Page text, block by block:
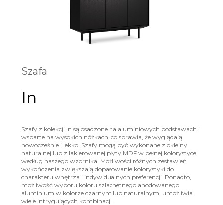
Szafa
In
Szafy z kolekcji In są osadzone na aluminiowych podstawach i
wsparte na wysokich nóżkach, co sprawia, że wyglądają
nowocześnie i lekko. Szafy mogą być wykonane z okleiny
naturalnej lub z lakierowanej płyty MDF w pełnej kolorystyce
według naszego wzornika. Możliwości różnych zestawień
wykończenia zwiększają dopasowanie kolorystyki do
charakteru wnętrza i indywidualnych preferencji. Ponadto,
możliwość wyboru koloru szlachetnego anodowanego
aluminium w kolorze czarnym lub naturalnym, umożliwia
wiele intrygujących kombinacji.